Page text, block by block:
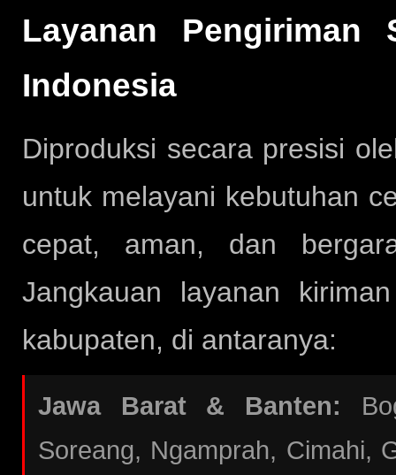
Layanan
Indonesia
Diproduksi secara presisi
untuk melayani kebutuhan
cepat, aman, dan
Jangkauan layanan
kabupaten, di antaranya:
Jawa Barat & Banten:
Soreang, Ngamprah, Cimahi,